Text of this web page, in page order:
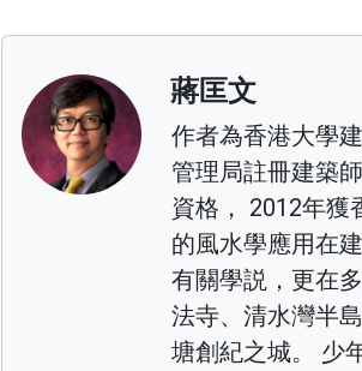
蔣匡文
作者為香港大學
管理局註冊建築
資格， 2012年獲
的風水學應用在
有關學説，更在
法寺、清水灣半
塘創紀之城。 少